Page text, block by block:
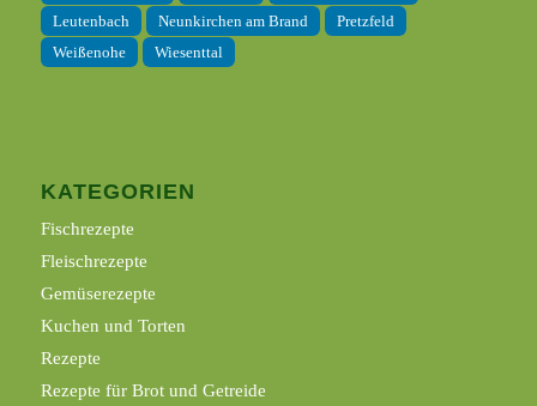
Leutenbach
Neunkirchen am Brand
Pretzfeld
Weißenohe
Wiesenttal
KATEGORIEN
Fischrezepte
Fleischrezepte
Gemüserezepte
Kuchen und Torten
Rezepte
Rezepte für Brot und Getreide